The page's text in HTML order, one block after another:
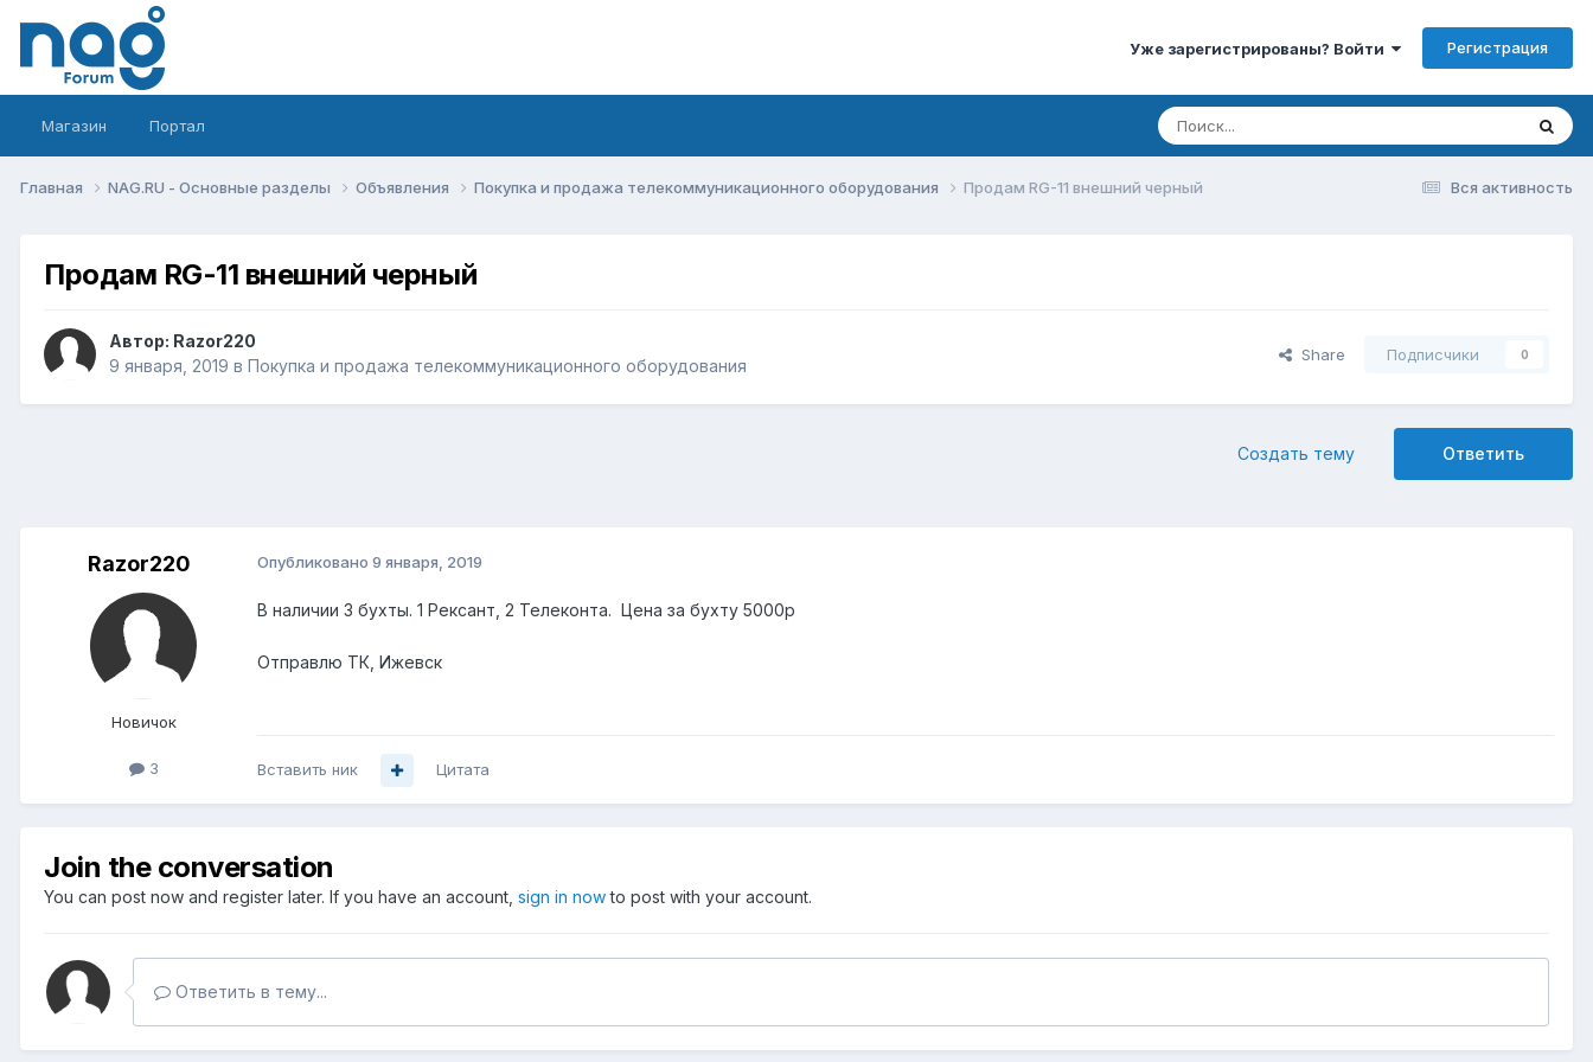
Уже зарегистрированы? Войти Регистрация
Магазин Портал
Вся активность
Главная NAG.RU - Основные разделы Объявления Покупка и продажа телекоммуникационного оборудования Продам RG-11 внешний черный
Продам RG-11 внешний черный
Автор: Razor220
9 января, 2019 в Покупка и продажа телекоммуникационного оборудования
Share Подписчики 0
Ответить
Создать тему
Razor220
Новичок
3
Опубликовано 9 января, 2019
В наличии 3 бухты. 1 Рексант, 2 Телеконта. Цена за бухту 5000р
Отправлю ТК, Ижевск
Вставить ник Цитата
Join the conversation
You can post now and register later. If you have an account, sign in nowto post with your account.
Ответить в тему...